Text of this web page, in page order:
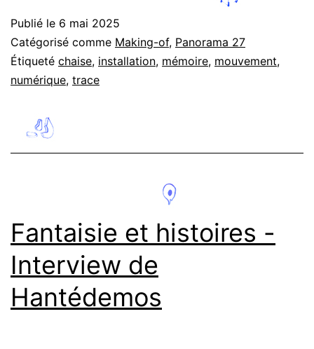
d’une
œuvre
Felix
Publié le 6 mai 2025
Catégorisé comme Making-of, Panorama 27
Étiqueté chaise, installation, mémoire, mouvement,
numérique, trace
Fantaisie et histoires -
Interview de
Hantédemos